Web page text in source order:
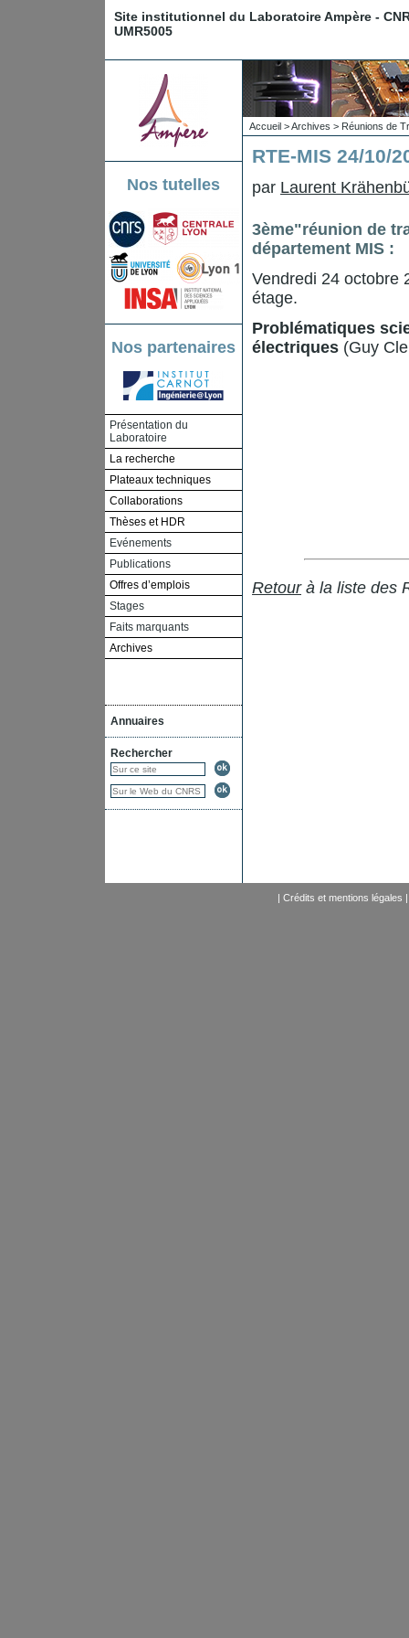
Site institutionnel du Laboratoire Ampère -
UMR5005
Nos tutelles
Nos partenaires
Présentation du
Laboratoire
La recherche
Plateaux techniques
Collaborations
Thèses et HDR
Evénements
Publications
Offres d’emplois
Stages
Faits marquants
Archives
Annuaires
Rechercher
Accueil >Archives > Réunions de
RTE-MIS 24/10/
par Laurent
3ème"réunion de
département MIS :
Vendredi 24 octobre
étage.
Problématiques
électriques (Guy
Retourà la liste des
| Crédits et mentions légales